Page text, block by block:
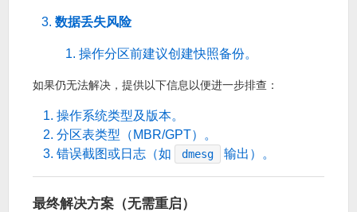
数据丢失风险
操作分区前建议创建快照备份。
如果仍无法解决，提供以下信息以便进一步排查：
操作系统类型及版本。
分区表类型（MBR/GPT）。
错误截图或日志（如
dmesg 输出）。
最终解决方案（无需重启）